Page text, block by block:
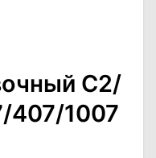
С2/
1007